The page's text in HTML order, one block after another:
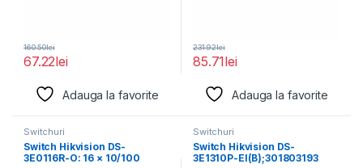
67.22lei
160.50lei
Adauga la favorite
85.71lei
231.92lei
Adauga la favorite
Switchuri
Switch Hikvision DS-
3E0116R-O: 16 × 10/100
Switchuri
Switch Hikvision DS-
3E1310P-EI(B);301803193